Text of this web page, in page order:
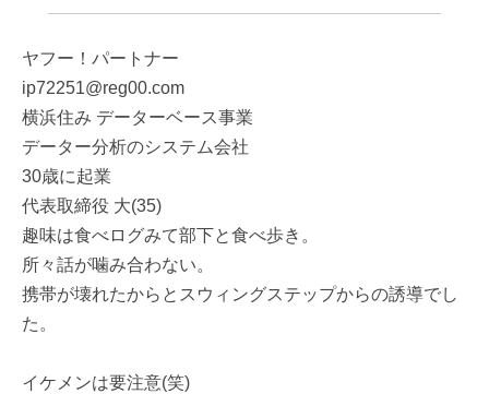
ヤフー！パートナー
ip72251@reg00.com
横浜住み データーベース事業
データー分析のシステム会社
30歳に起業
代表取締役 大(35)
趣味は食べログみて部下と食べ歩き。
所々話が噛み合わない。
携帯が壊れたからとスウィングステップからの誘導でし
た。
イケメンは要注意(笑)